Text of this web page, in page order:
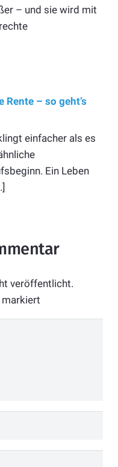
– und sie wird mit
– so geht’s
einfacher als es
Ein Leben
veröffentlicht.